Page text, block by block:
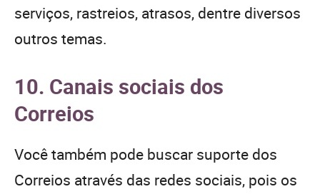
serviços, rastreios, atrasos, dentre diversos
outros temas.
10. Canais sociais dos
Correios
Você também pode buscar suporte dos
Correios através das redes sociais, pois os